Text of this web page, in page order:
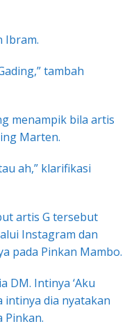
Ibram.
tambah
menampik bila artis
Marten.
ah,” klarifikasi
artis G tersebut
Instagram dan
pada Pinkan Mambo.
DM. Intinya ‘Aku
intinya dia nyatakan
Pinkan.